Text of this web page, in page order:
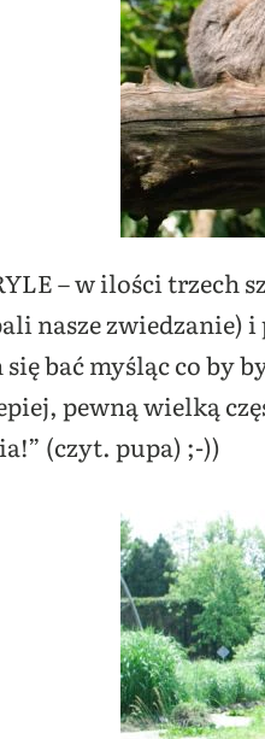
– w ilości trzech
nasze zwiedzanie)
bać myśląc co by
pewną wielką
(czyt. pupa) ;-))